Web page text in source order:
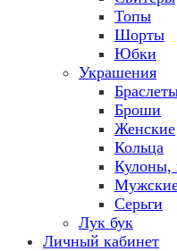
Топы
Шорты
Юбки
Украшения
Броши
Женские
Кольца
Кулоны,
Серьги
Лук бук
Личный кабинет